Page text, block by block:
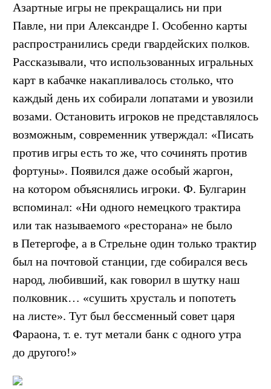
Азартные игры не прекращались ни при
Павле, ни при Александре I. Особенно карты
распространились среди гвардейских полков.
Рассказывали, что использованных игральных
карт в кабачке накапливалось столько, что
каждый день их собирали лопатами и увозили
возами. Остановить игроков не представлялось
возможным, современник утверждал: «Писать
против игры есть то же, что сочинять против
фортуны». Появился даже особый жаргон,
на котором объяснялись игроки. Ф. Булгарин
вспоминал: «Ни одного немецкого трактира
или так называемого «ресторана» не было
в Петергофе, а в Стрельне один только трактир
был на почтовой станции, где собирался весь
народ, любивший, как говорил в шутку наш
полковник… «сушить хрусталь и попотеть
на листе». Тут был бессменный совет царя
Фараона, т. е. тут метали банк с одного утра
до другого!»